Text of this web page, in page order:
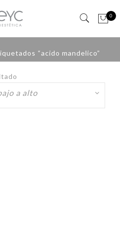
0
“acido mandelico”